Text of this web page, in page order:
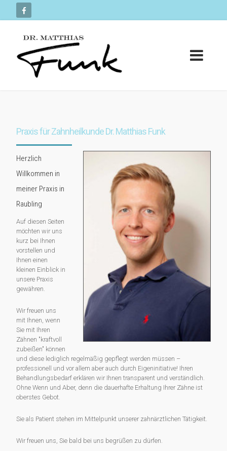
Praxis für Zahnheilkunde Dr. Matthias Funk
Herzlich
Willkommen in
meiner Praxis in
Raubling
Auf diesen Seiten
möchten wir uns
kurz bei Ihnen
vorstellen und
Ihnen einen
kleinen Einblick in
unsere Praxis
gewähren.
Wir freuen uns
mit Ihnen, wenn
Sie mit Ihren
Zähnen "kraftvoll
zubeißen" können
und diese lediglich regelmäßig gepflegt werden müssen –
professionell und vor allem aber auch durch Eigeninitiative! Ihren
Behandlungsbedarf erklären wir Ihnen transparent und verständlich.
Ohne Wenn und Aber, denn die dauerhafte Erhaltung Ihrer Zähne ist
oberstes Gebot.
Sie als Patient stehen im Mittelpunkt unserer zahnärztlichen Tätigkeit.
Wir freuen uns, Sie bald bei uns begrüßen zu dürfen.